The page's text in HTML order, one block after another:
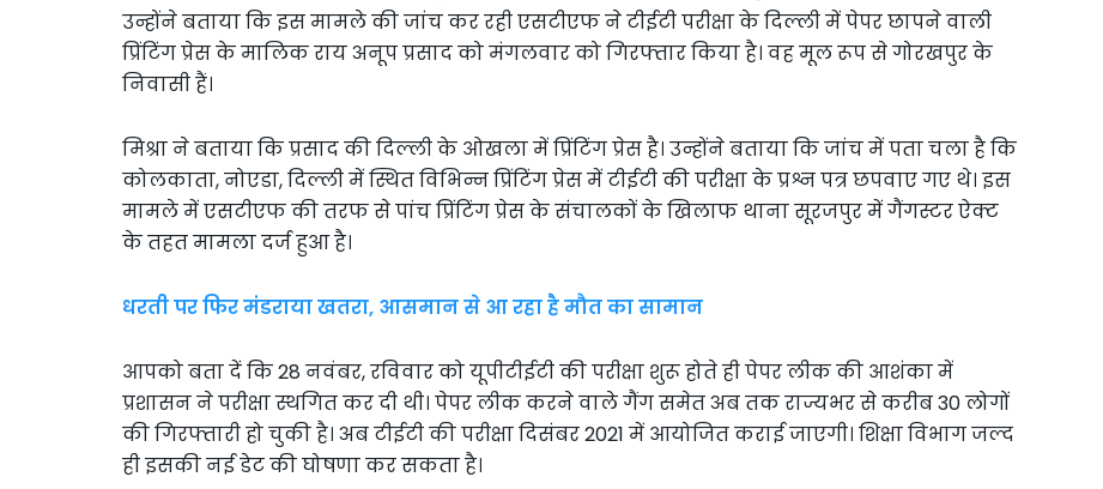
उन्होंने बताया कि इस मामले की जांच कर रही एसटीएफ ने टीईटी परीक्षा के दिल्ली में पेपर छापने वाली
प्रिंटिंग प्रेस के मालिक राय अनूप प्रसाद को मंगलवार को गिरफ्तार किया है। वह मूल रूप से गोरखपुर के
निवासी हैं।
मिश्रा ने बताया कि प्रसाद की दिल्ली के ओखला में प्रिंटिंग प्रेस है। उन्होंने बताया कि जांच में पता चला है कि
कोलकाता, नोएडा, दिल्ली में स्थित विभिन्न प्रिंटिंग प्रेस में टीईटी की परीक्षा के प्रश्न पत्र छपवाए गए थे। इस
मामले में एसटीएफ की तरफ से पांच प्रिंटिंग प्रेस के संचालकों के खिलाफ थाना सूरजपुर में गैंगस्टर ऐक्ट
के तहत मामला दर्ज हुआ है।
धरती पर फिर मंडराया खतरा, आसमान से आ रहा है मौत का सामान
आपको बता दें कि 28 नवंबर, रविवार को यूपीटीईटी की परीक्षा शुरू होते ही पेपर लीक की आशंका में
प्रशासन ने परीक्षा स्थगित कर दी थी। पेपर लीक करने वाले गैंग समेत अब तक राज्यभर से करीब 30 लोगों
की गिरफ्तारी हो चुकी है। अब टीईटी की परीक्षा दिसंबर 2021 में आयोजित कराई जाएगी। शिक्षा विभाग जल्द
ही इसकी नई डेट की घोषणा कर सकता है।